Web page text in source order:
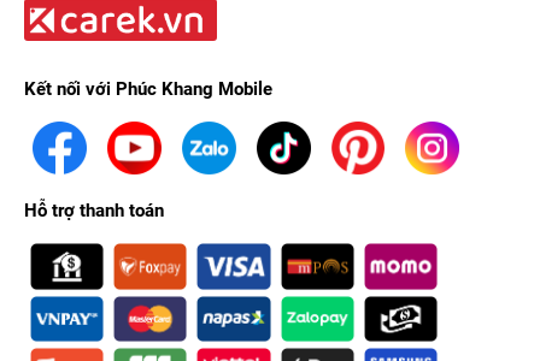
Kết nối với Phúc Khang Mobile
Hỗ trợ thanh toán